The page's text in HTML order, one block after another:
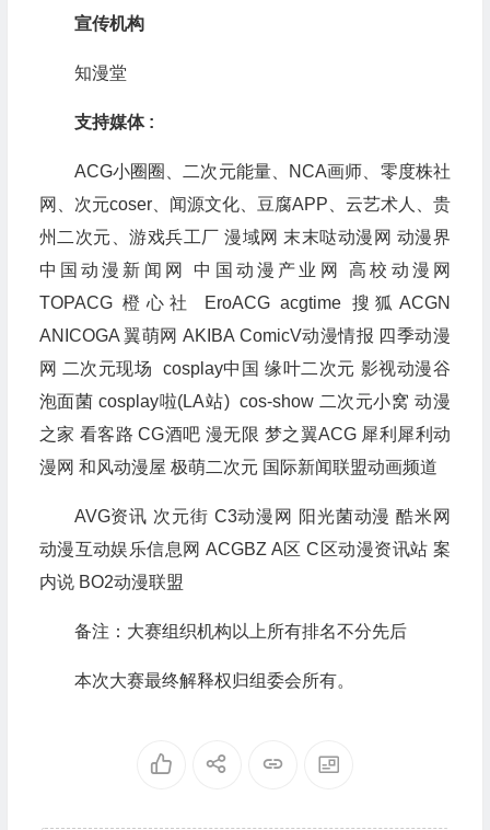
宣传机构
知漫堂
支持媒体 :
ACG小圈圈、二次元能量、NCA画师、零度株社
网、次元coser、闻源文化、豆腐APP、云艺术人、贵
州二次元、游戏兵工厂 漫域网 末末哒动漫网 动漫界
中国动漫新闻网 中国动漫产业网 高校动漫网
TOPACG 橙心社 EroACG acgtime 搜狐ACGN
ANICOGA 翼萌网 AKIBA ComicV动漫情报 四季动漫
网 二次元现场 cosplay中国 缘叶二次元 影视动漫谷
泡面菌 cosplay啦(LA站) cos-show 二次元小窝 动漫
之家 看客路 CG酒吧 漫无限 梦之翼ACG 犀利犀利动
漫网 和风动漫屋 极萌二次元 国际新闻联盟动画频道
AVG资讯 次元街 C3动漫网 阳光菌动漫 酷米网
动漫互动娱乐信息网 ACGBZ A区 C区动漫资讯站 案
内说 BO2动漫联盟
备注：大赛组织机构以上所有排名不分先后
本次大赛最终解释权归组委会所有。